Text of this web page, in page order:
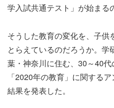
学入試共通テスト」が始まる
そうした教育の変化を、子供
とらえているのだろうか。
葉・神奈川に住む、30～40
「2020年の教育」に関する
結果を発表した。